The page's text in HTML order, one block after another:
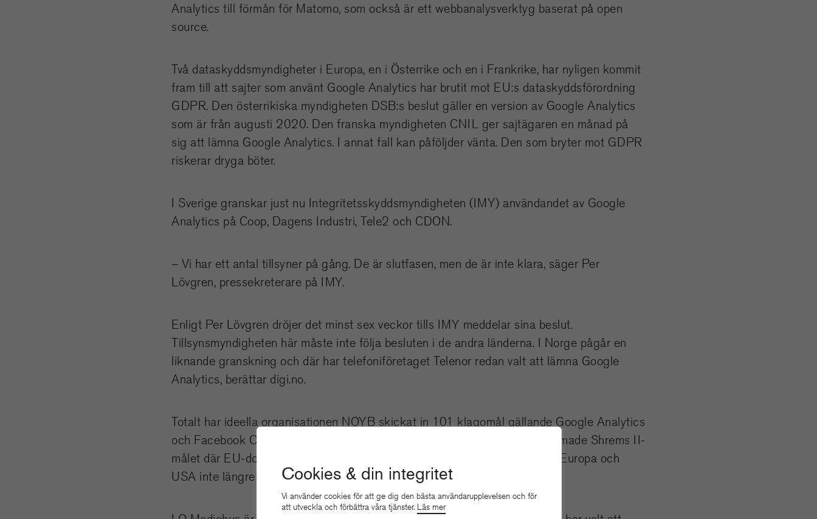
Cookies & din integritet
Vi använder cookies för att ge dig den bästa användarupplevelsen och för
att utveckla och förbättra våra tjänster. Läs mer
Analytics till förmån för Matomo, som också är ett webbanalysverktyg baserat på open
source.
Två dataskyddsmyndigheter i Europa, en i Österrike och en i Frankrike, har nyligen kommit
fram till att sajter som använt Google Analytics har brutit mot EU:s dataskyddsförordning
GDPR. Den österrikiska myndigheten DSB:s beslut gäller en version av Google Analytics
som är från augusti 2020. Den franska myndigheten CNIL ger sajtägaren en månad på
sig att lämna Google Analytics. I annat fall kan påföljder vänta. Den som bryter mot GDPR
riskerar dryga böter.
I Sverige granskar just nu Integritetsskyddsmyndigheten (IMY) användandet av Google
Analytics på Coop, Dagens Industri, Tele2 och CDON.
– Vi har ett antal tillsyner på gång. De är slutfasen, men de är inte klara, säger Per
Lövgren, pressekreterare på IMY.
Enligt Per Lövgren dröjer det minst sex veckor tills IMY meddelar sina beslut.
Tillsynsmyndigheten här måste inte följa besluten i de andra länderna. I Norge pågår en
liknande granskning och där har telefoniföretaget Telenor redan valt att lämna Google
Analytics, berättar digi.no.
Totalt har ideella organisationen NOYB skickat in 101 klagomål gällande Google Analytics
och Facebook Connect till myndigheter i EU. Detta efter den uppmärksammade Shrems II-
målet där EU-domstolen slog fast att personuppgifter som skickas mellan Europa och
USA inte längre är skyddade enligt avtalet Privacy Shield.